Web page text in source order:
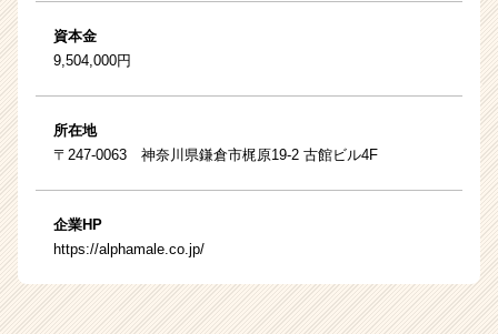
資本金
9,504,000円
所在地
〒247-0063 神奈川県鎌倉市梶原19-2 古館ビル4F
企業HP
https://alphamale.co.jp/